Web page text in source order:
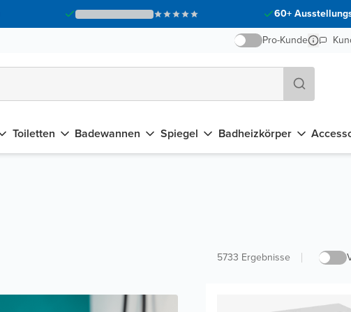
60+
Pro-Kunde
Toiletten Badewannen Spiegel Badheizkörper
5733 Ergebnisse